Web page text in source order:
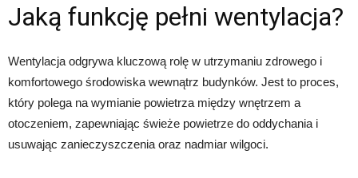
Jaką funkcję pełni wentylacja?
Wentylacja odgrywa kluczową rolę w utrzymaniu zdrowego i
komfortowego środowiska wewnątrz budynków. Jest to proces,
który polega na wymianie powietrza między wnętrzem a
otoczeniem, zapewniając świeże powietrze do oddychania i
usuwając zanieczyszczenia oraz nadmiar wilgoci.